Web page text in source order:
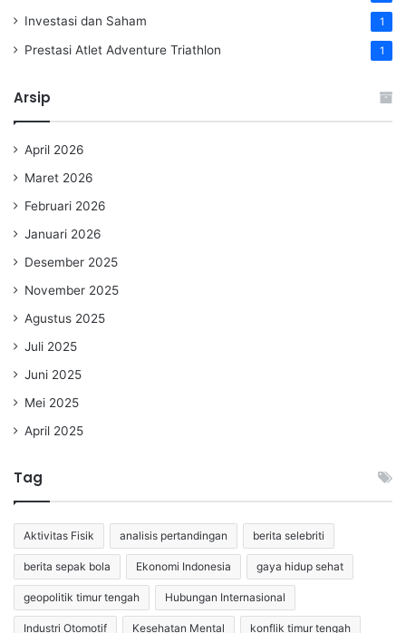
Investasi dan Saham 1
Prestasi Atlet Adventure Triathlon 1
Arsip
April 2026
Maret 2026
Februari 2026
Januari 2026
Desember 2025
November 2025
Agustus 2025
Juli 2025
Juni 2025
Mei 2025
April 2025
Tag
Aktivitas Fisik analisis pertandingan berita selebriti
berita sepak bola Ekonomi Indonesia gaya hidup sehat
geopolitik timur tengah Hubungan Internasional
Industri Otomotif Kesehatan Mental konflik timur tengah